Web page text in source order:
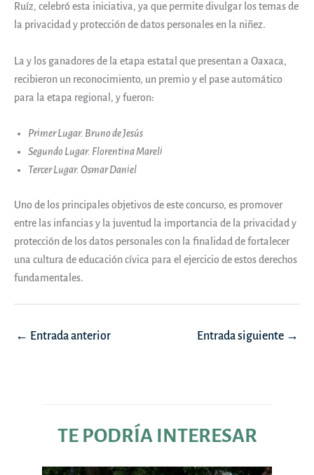
Ruíz, celebró esta iniciativa, ya que permite divulgar los temas de
la privacidad y protección de datos personales en la niñez.
La y los ganadores de la etapa estatal que presentan a Oaxaca,
recibieron un reconocimiento, un premio y el pase automático
para la etapa regional, y fueron:
Primer Lugar. Bruno de Jesús
Segundo Lugar. Florentina Mareli
Tercer Lugar. Osmar Daniel
Uno de los principales objetivos de este concurso, es promover
entre las infancias y la juventud la importancia de la privacidad y
protección de los datos personales con la finalidad de fortalecer
una cultura de educación cívica para el ejercicio de estos derechos
fundamentales.
Navegación
← Entrada anterior Entrada siguiente →
TE PODRÍA INTERESAR